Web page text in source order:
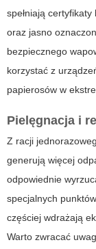
spełniają
oraz jasno
bezpiecznego
korzystać z
papierosów w
Pielęgnacja i
Z racji
generują więcej
odpowiednie
specjalnych
częściej wdrażają
Warto zwracać